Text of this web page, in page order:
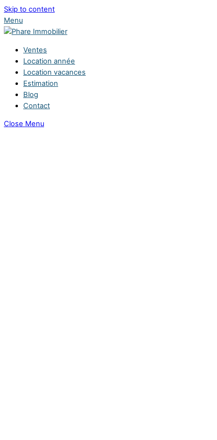
Skip to content
Menu
Ventes
Location année
Location vacances
Estimation
Blog
Contact
Close Menu